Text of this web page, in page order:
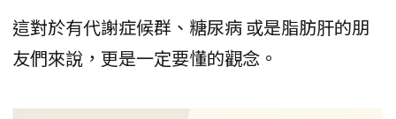
這對於有代謝症候群、糖尿病 或是脂肪肝的朋
友們來說，更是一定要懂的觀念。